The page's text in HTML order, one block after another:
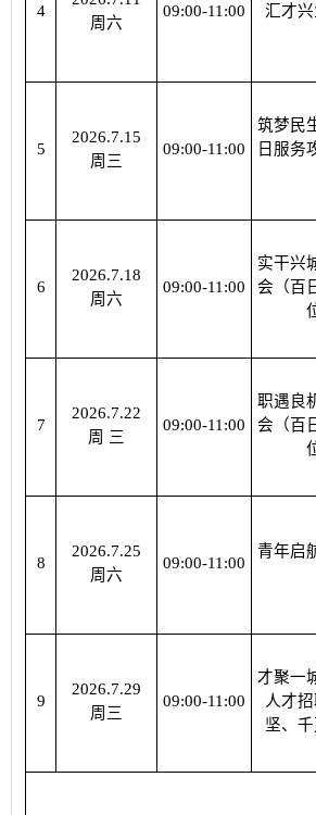
4
周六
09:00-11:00 汇才
5
2026.7.15
周三
09:00-11:00
筑梦民
日服务
6
2026.7.18
周六
09:00-11:00
实干兴
会（百
7
2026.7.22
周 三
09:00-11:00
职遇良
会（百
8
2026.7.25
周六
09:00-11:00
青年启
9
2026.7.29
周三
09:00-11:00
才聚一
人才
坚、千